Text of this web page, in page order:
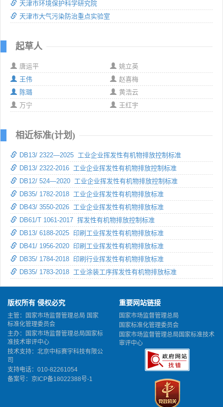
天津市环境保护科学研究院
天津市大气污染防治重点实验室
起草人
唐运平
姚立英
王伟
赵喜梅
陈璐
黄浩云
万宁
王红宇
相近标准(计划)
DB13/ 2322—2025 工业企业挥发性有机物排放控制标准
DB13/ 2322-2016 工业企业挥发性有机物排放控制标准
DB12/ 524—2020 工业企业挥发性有机物排放控制标准
DB35/ 1782-2018 工业企业挥发性有机物排放标准
DB43/ 3550-2026 工业企业挥发性有机物排放标准
DB61/T 1061-2017 挥发性有机物排放控制标准
DB13/ 6188-2025 印刷工业挥发性有机物排放标准
DB41/ 1956-2020 印刷工业挥发性有机物排放标准
DB35/ 1784-2018 印刷行业挥发性有机物排放标准
DB35/ 1783-2018 工业涂装工序挥发性有机物排放标准
版权所有 侵权必究
主管：国家市场监督管理总局 国家
标准化管理委员会
主办：国家市场监督管理总局国家标
准技术审评中心
技术支持：北京中标赛宇科技有限公
司
支持电话：010-82261054
备案号： 京ICP备18022388号-1
重要网站链接
国家市场监督管理总局
国家标准化管理委员会
国家市场监督管理总局国家标准技术
审评中心